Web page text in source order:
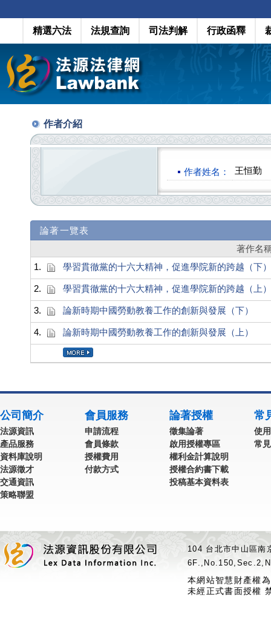
精選六法 法規查詢 司法判解 行政函釋
作者介紹
作者姓名： 王恒勤
論著一覽表
著作名
1.
學習貫徹黨的十六大精神，促進學院新的跨越（下）
2. 學習貫徹黨的十六大精神，促進學院新的跨越（上）
3. 論新時期中國勞動教養工作的創新與發展（下）
4. 論新時期中國勞動教養工作的創新與發展（上）
公司簡介
法源資訊
產品服務
資料庫說明
法源徵才
交通資訊
策略聯盟
會員服務
申請流程
會員條款
授權費用
付款方式
論著授權
徵集論著
啟用授權專區
權利金計算說明
授權合約書下載
投稿基本資料表
常
使
常
104 台北市中山區
本網站智慧財產權
未經正式書面授權